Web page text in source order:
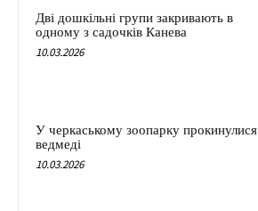
Дві дошкільні групи закривають в
одному з садочків Канева
10.03.2026
У черкаському зоопарку прокинулися
ведмеді
10.03.2026